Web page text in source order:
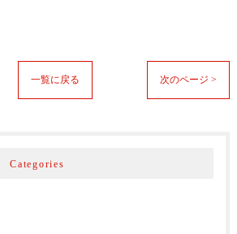
一覧に戻る 次のページ >
Categories